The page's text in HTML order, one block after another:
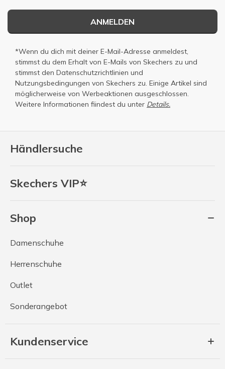
Händlersuche
Skechers VIP⭐
Shop
Damenschuhe
Herrenschuhe
Outlet
Sonderangebot
Kundenservice
ANMELDEN
*Wenn du dich mit deiner E-Mail-Adresse anmeldest,
stimmst du dem Erhalt von E-Mails von Skechers zu und
stimmst den Datenschutzrichtlinien und
Nutzungsbedingungen von Skechers zu. Einige Artikel sind
möglicherweise von Werbeaktionen ausgeschlossen.
Weitere Informationen fiindest du unter Details.